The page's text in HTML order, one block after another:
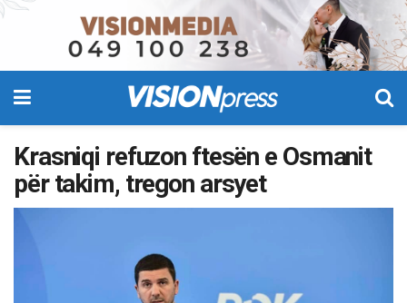
Krasniqi refuzon ftesën e Osmanit
për takim, tregon arsyet